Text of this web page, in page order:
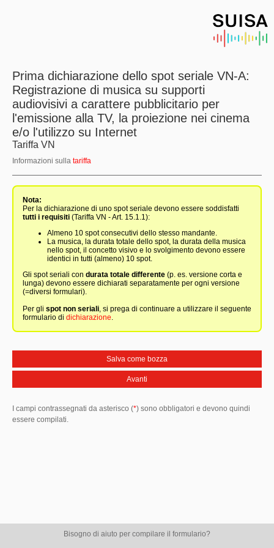
Prima dichiarazione dello spot seriale VN-A:
Registrazione di musica su supporti
audiovisivi a carattere pubblicitario per
l'emissione alla TV, la proiezione nei cinema
e/o l'utilizzo su Internet
Tariffa VN
Informazioni sulla tariffa
Nota:
Per la dichiarazione di uno spot seriale devono essere soddisfatti
tutti i requisiti (Tariffa VN - Art. 15.1.1):
Almeno 10 spot consecutivi dello stesso mandante.
La musica, la durata totale dello spot, la durata della musica
nello spot, il concetto visivo e lo svolgimento devono essere
identici in tutti (almeno) 10 spot.
Gli spot seriali con durata totale differente (p. es. versione corta e
lunga) devono essere dichiarati separatamente per ogni versione
(=diversi formulari).
Per gli spot non seriali, si prega di continuare a utilizzare il seguente
formulario di dichiarazione.
Salva come bozza
Avanti
I campi contrassegnati da asterisco (*) sono obbligatori e devono quindi
essere compilati.
Bisogno di aiuto per compilare il formulario?